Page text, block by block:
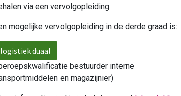
via een vervolgopleiding.
mogelijke vervolgopleiding in de derde graad is:
logistiek duaal
bestuurder interne
en magazijnier)